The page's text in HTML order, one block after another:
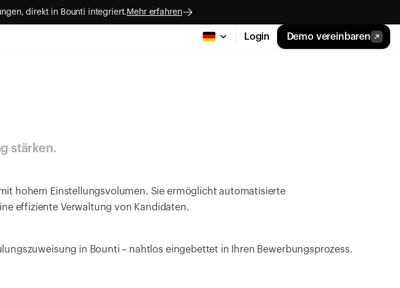
direkt in Bounti integriert. Mehr erfahren
Login Demo vereinbaren
stärken.
hohem Einstellungsvolumen. Sie ermöglicht automatisierte
effiziente Verwaltung von Kandidaten.
in Bounti – nahtlos eingebettet in Ihren Bewerbungsprozess.